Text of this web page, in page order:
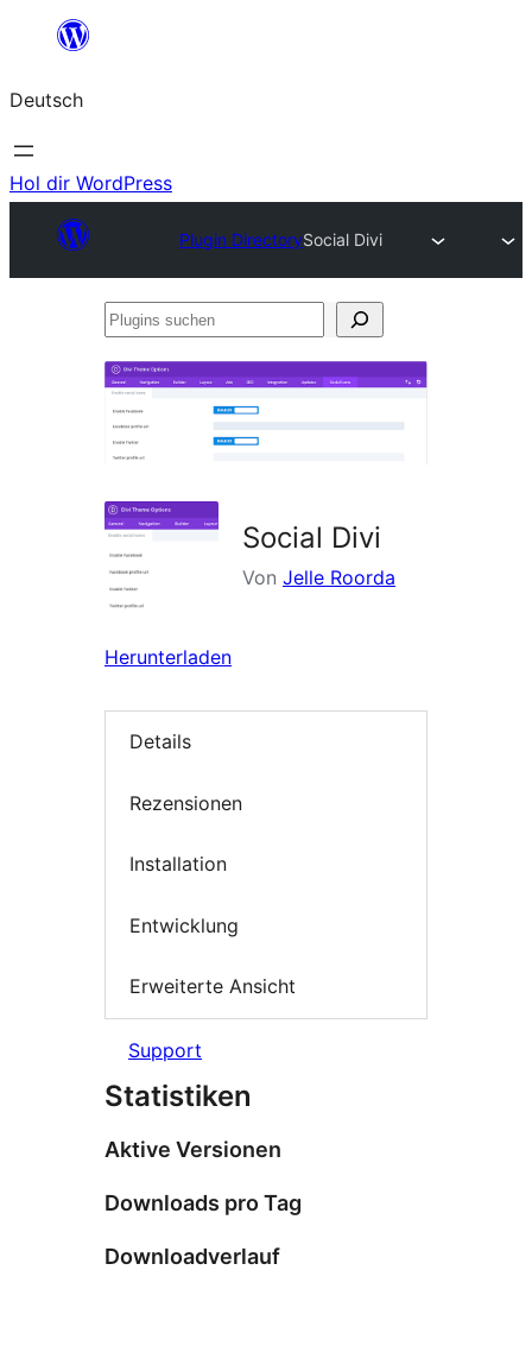
springen
Deutsch
Hol dir WordPress
Plugin DirectorySocial Divi
Plugins
Social Divi
Von Jelle Roorda
Herunterladen
Details
Rezensionen
Installation
Entwicklung
Erweiterte Ansicht
Support
Statistiken
Aktive Versionen
Downloads pro Tag
Downloadverlauf